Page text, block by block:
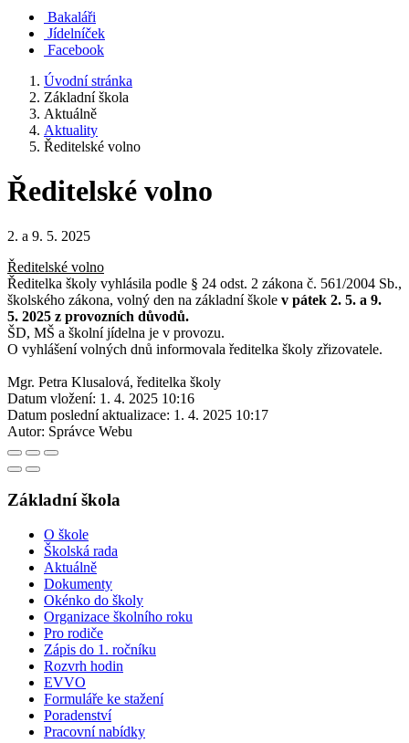
Bakaláři
Jídelníček
Facebook
Úvodní stránka
Základní škola
Aktuálně
Aktuality
Ředitelské volno
Ředitelské volno
2. a 9. 5. 2025
Ředitelské volno
Ředitelka školy vyhlásila podle § 24 odst. 2 zákona č. 561/2004 Sb.,
školského zákona, volný den na základní škole v pátek 2. 5. a 9.
5. 2025 z provozních důvodů.
ŠD, MŠ a školní jídelna je v provozu.
O vyhlášení volných dnů informovala ředitelka školy zřizovatele.
Mgr. Petra Klusalová, ředitelka školy
Datum vložení: 1. 4. 2025 10:16
Datum poslední aktualizace: 1. 4. 2025 10:17
Autor: Správce Webu
Základní škola
O škole
Školská rada
Aktuálně
Dokumenty
Okénko do školy
Organizace školního roku
Pro rodiče
Zápis do 1. ročníku
Rozvrh hodin
EVVO
Formuláře ke stažení
Poradenství
Pracovní nabídky